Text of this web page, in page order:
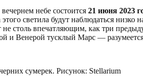
небе состоится 21 июня 2023
светила будут наблюдаться
не столь впечатляющим, как три
и Венерой тусклый Марс —
сумерек. Рисунок: Stellarium